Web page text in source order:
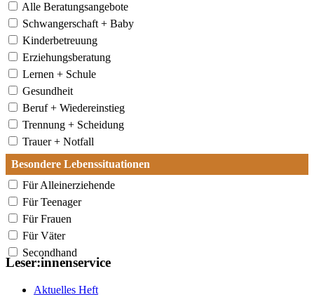
Alle Beratungsangebote
Schwangerschaft + Baby
Kinderbetreuung
Erziehungsberatung
Lernen + Schule
Gesundheit
Beruf + Wiedereinstieg
Trennung + Scheidung
Trauer + Notfall
Besondere Lebenssituationen
Für Alleinerziehende
Für Teenager
Für Frauen
Für Väter
Secondhand
Leser:innenservice
Aktuelles Heft